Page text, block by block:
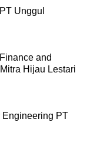
Unggul
and
Hijau Lestari
Engineering PT